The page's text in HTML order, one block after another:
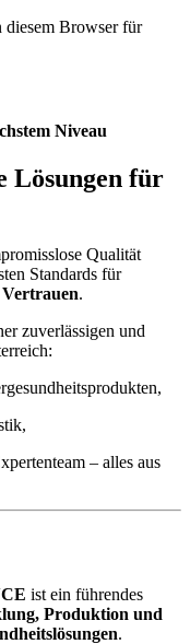
diesem Browser für
Niveau
Lösungen für
Qualität
Standards für
.
zuverlässigen und
– alles aus
ist ein führendes
Produktion und
.